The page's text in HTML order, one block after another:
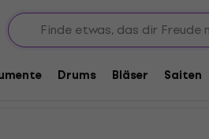
Drums Bläser Saiten
Etuis und Taschen für Blasinstrumente